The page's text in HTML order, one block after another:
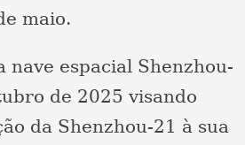
maio.
nave espacial Shenzhou-
de 2025 visando
da Shenzhou-21 à sua